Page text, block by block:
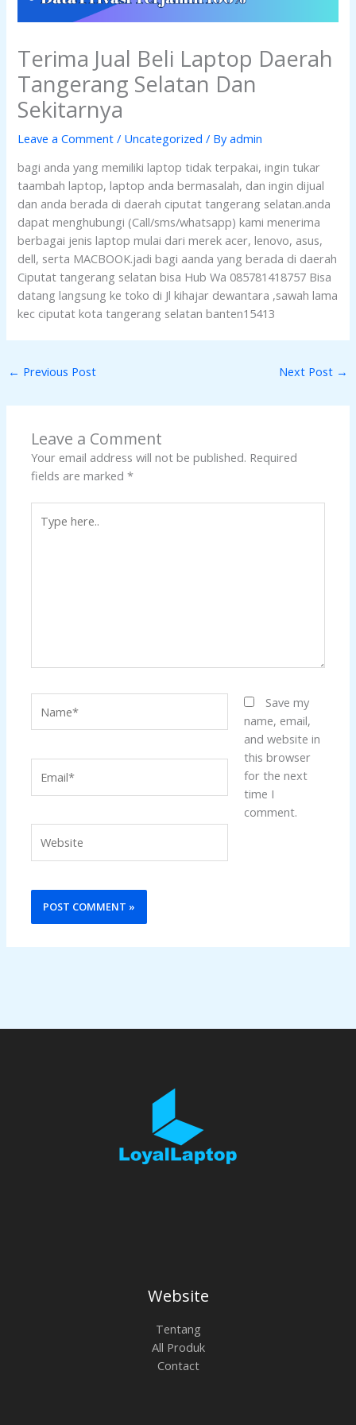
Terima Jual Beli Laptop Daerah
Tangerang Selatan Dan
Sekitarnya
Leave a Comment / Uncategorized / Byadmin
bagi anda yang memiliki laptop tidak terpakai, ingin tukar
taambah laptop, laptop anda bermasalah, dan ingin dijual
dan anda berada di daerah ciputat tangerang selatan.anda
dapat menghubungi (Call/sms/whatsapp) kami menerima
berbagai jenis laptop mulai dari merek acer, lenovo, asus,
dell, serta MACBOOK.jadi bagi aanda yang berada di daerah
Ciputat tangerang selatan bisa Hub Wa 085781418757 Bisa
datang langsung ke toko di Jl kihajar dewantara ,sawah lama
kec ciputat kota tangerang selatan banten15413
← Previous Post Next Post →
Leave a Comment
Your email address will not be published. Required
fields are marked*
here..
Save my
name, email,
and website in
this browser
for the next
time I
comment.
Website
Tentang
All Produk
Contact